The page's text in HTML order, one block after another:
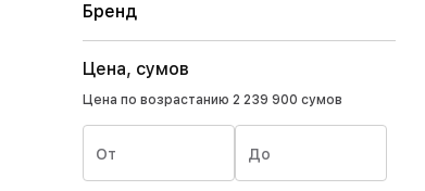
Бренд
Цена, сумов
Цена по возрастанию 2 239 900 сумов
От До